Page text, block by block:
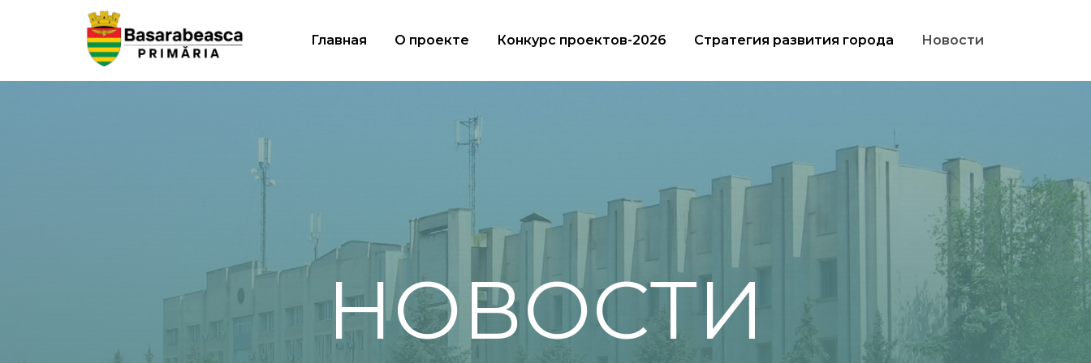
Главная О проекте Конкурс проектов-2026 Стратегия развития города Новости
НОВОСТИ